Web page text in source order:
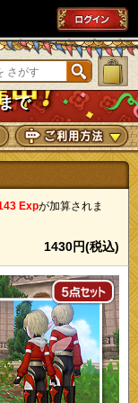
プ
で
Expが加算されま
1430円(税込)